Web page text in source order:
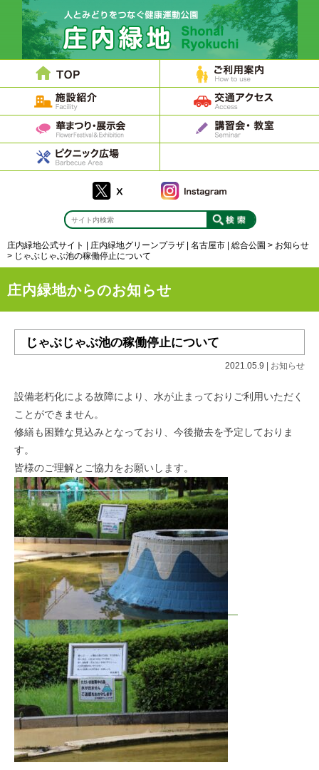
庄内緑地公式サイト | 庄内緑地グリーンプラザ | 名古屋市 | 総合公園 > お知らせ
> じゃぶじゃぶ池の稼働停止について
庄内緑地からのお知らせ
じゃぶじゃぶ池の稼働停止について
2021.05.9 | お知らせ
設備老朽化による故障により、水が止まっておりご利用いただく
ことができません。
修繕も困難な見込みとなっており、今後撤去を予定しておりま
す。
皆様のご理解とご協力をお願いします。